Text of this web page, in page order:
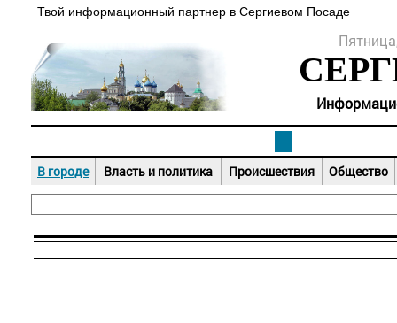
Твой информационный партнер в Сергиевом Посаде
В городе Власть и политика Происшествия Общество